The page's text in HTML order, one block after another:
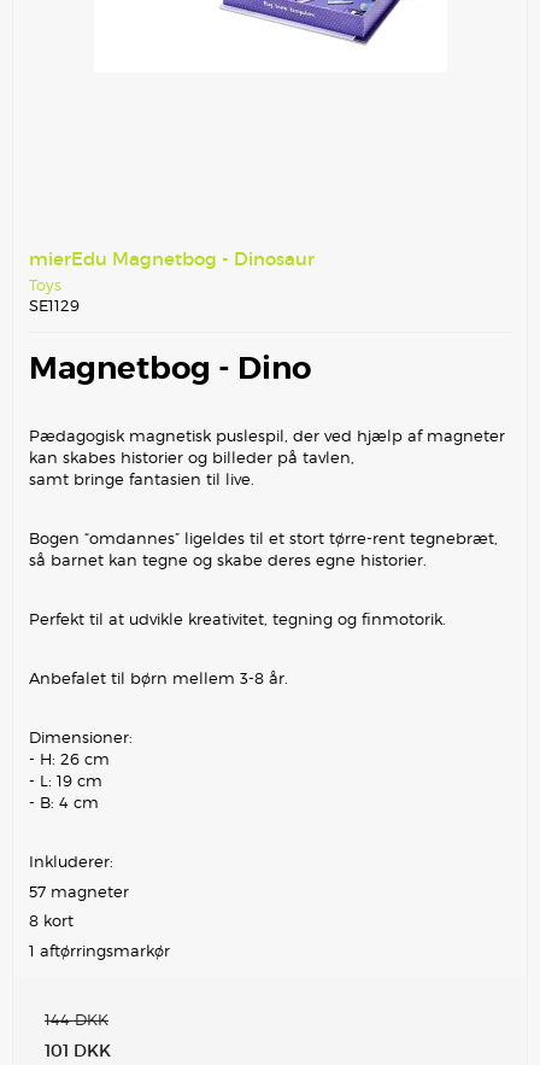
mierEdu Magnetbog - Dinosaur
Toys
SE1129
Magnetbog - Dino
Pædagogisk magnetisk puslespil, der ved hjælp af magneter
kan skabes historier og billeder på tavlen,
samt bringe fantasien til live.
Bogen “omdannes” ligeldes til et stort tørre-rent tegnebræt,
så barnet kan tegne og skabe deres egne historier.
Perfekt til at udvikle kreativitet, tegning og finmotorik.
Anbefalet til børn mellem 3-8 år.
Dimensioner:
- H: 26 cm
- L: 19 cm
- B: 4 cm
Inkluderer:
57 magneter
8 kort
1 aftørringsmarkør
144 DKK
101 DKK